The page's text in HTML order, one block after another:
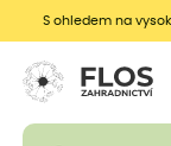
S ohledem na